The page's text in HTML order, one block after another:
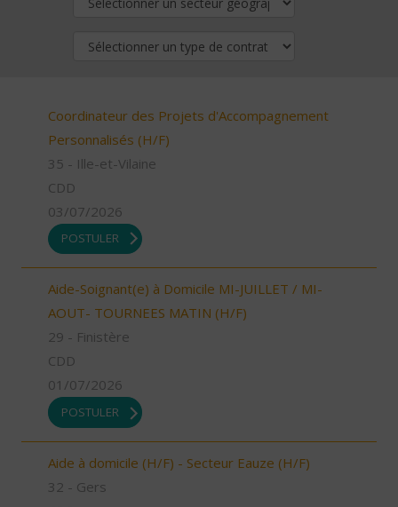
Coordinateur des Projets d'Accompagnement
Personnalisés (H/F)
35 - Ille-et-Vilaine
CDD
03/07/2026
POSTULER
Aide-Soignant(e) à Domicile MI-JUILLET / MI-
AOUT- TOURNEES MATIN (H/F)
29 - Finistère
CDD
01/07/2026
POSTULER
Aide à domicile (H/F) - Secteur Eauze (H/F)
32 - Gers